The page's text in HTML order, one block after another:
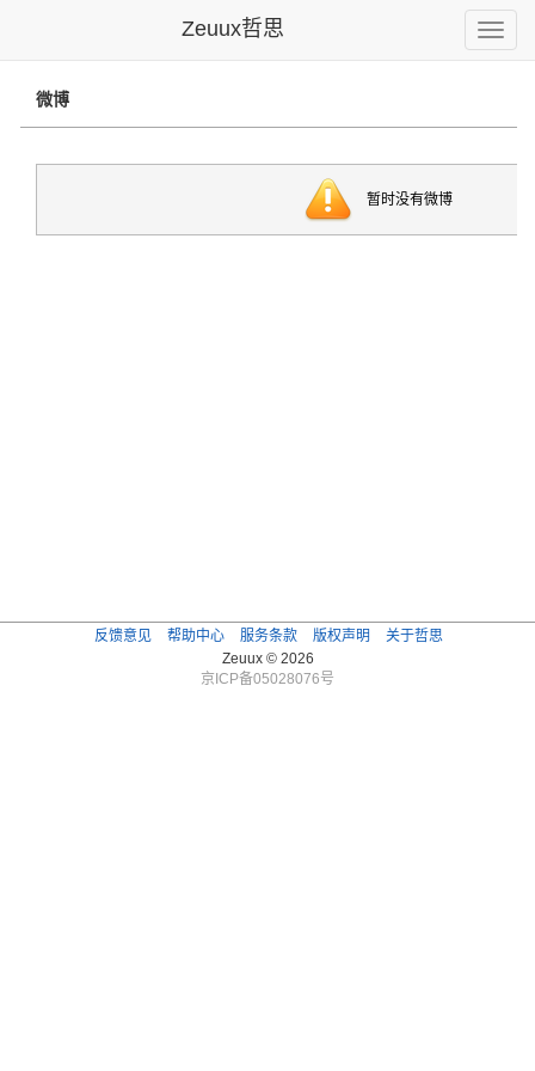
Toggle
Zeuux哲思
微博
暂时没有微博
反馈意见 帮助中心 服务条款 版权声明
关于哲思
Zeuux © 2026
京ICP备05028076号